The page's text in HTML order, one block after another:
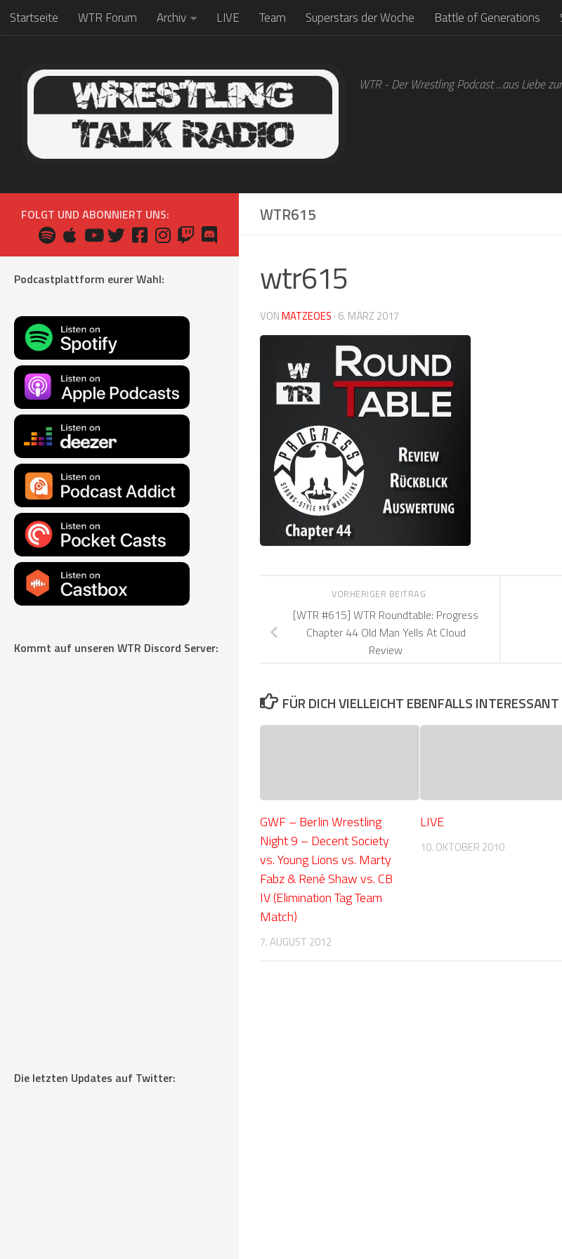
Zum Inhalt springen
Startseite WTR Forum Archiv LIVE Team Superstars der Woche Battle of Generations
WTR - Der Wrestling Podcast ...aus Liebe
WTR615
wtr615
VONMATZEOES · 6. MÄRZ 2017
VORHERIGER BEITRAG
[WTR #615] WTR Roundtable: Progress
Chapter 44 Old Man Yells At Cloud
Review
FÜR DICH VIELLEICHT EBENFALLS
GWF – Berlin Wrestling
Night 9 – Decent Society
vs. Young Lions vs. Marty
Fabz & René Shaw vs. CB
IV (Elimination Tag Team
Match)
7. AUGUST 2012
LIVE
10. OKTOBER 2010
FOLGT UND ABONNIERT UNS:
Podcastplattform eurer Wahl:
Kommt auf unseren WTR Discord Server:
Die letzten Updates auf Twitter: